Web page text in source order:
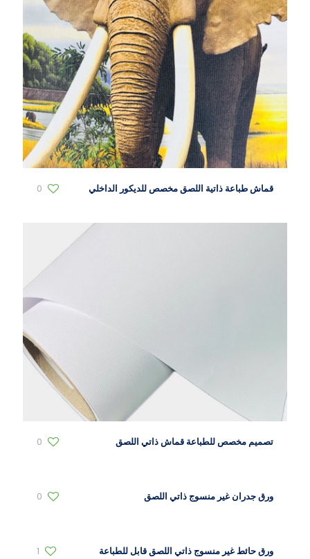
قماش طباعة ذاتية اللصق مخصص للديكور الداخلي 0
تصميم مخصص للطباعة قماش ذاتي اللصق 0
ورق جدران غير منسوج ذاتي اللصق 0
ورق حائط غير منسوج ذاتي اللصق قابل للطباعة 1